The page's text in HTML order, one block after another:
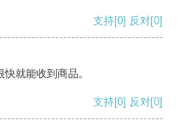
支持[0] 反对[0]
就能收到商品。
支持[0] 反对[0]